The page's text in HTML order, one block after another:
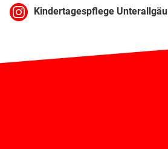
Kindertagespflege Unterallgäu